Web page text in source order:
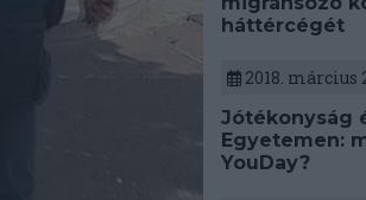
háttércégét
2018. március
Jótékonyság
Egyetemen:
YouDay?